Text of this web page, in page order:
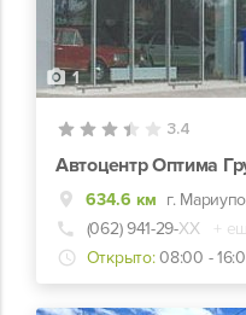
1
3.4
Автоцентр Оптима
634.6 км г.
(062) 941-29-ХХ
+
Открыто: 08:00 -